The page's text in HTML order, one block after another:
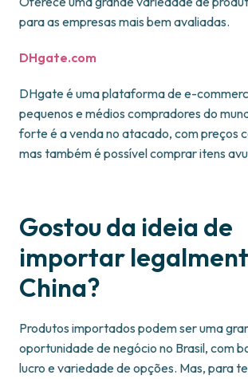
para as empresas mais bem avaliadas.
DHgate.com
DHgate é uma plataforma de e-
pequenos e médios compradores do
forte é a venda no atacado, com preços
mas também é possível comprar itens
Gostou da ideia de
importar
China?
Produtos importados podem ser uma
oportunidade de negócio no Brasil, com
lucro e variedade de opções. Mas, para